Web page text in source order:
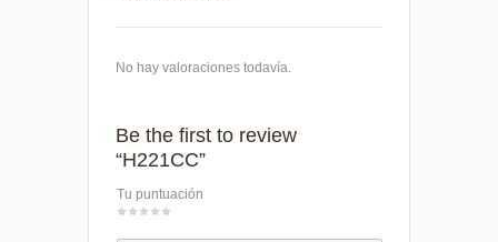
No hay valoraciones todavía.
Be the first to review
“H221CC”
Tu puntuación